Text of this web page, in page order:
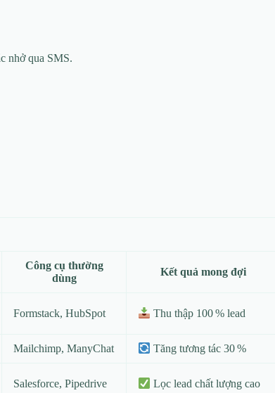
nhở qua SMS.
Công cụ thường
dùng
Kết quả mong đợi
Formstack, HubSpot Thu thập 100 % lead
Mailchimp, ManyChat Tăng tương tác 30 %
Salesforce, Pipedrive Lọc lead chất lượng cao